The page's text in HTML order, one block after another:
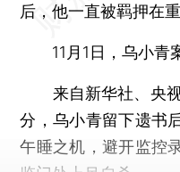
后，他一直被羁押在
11月1日，乌小青案
来自新华社、央视
分，乌小青留下遗书
午睡之机，避开监控